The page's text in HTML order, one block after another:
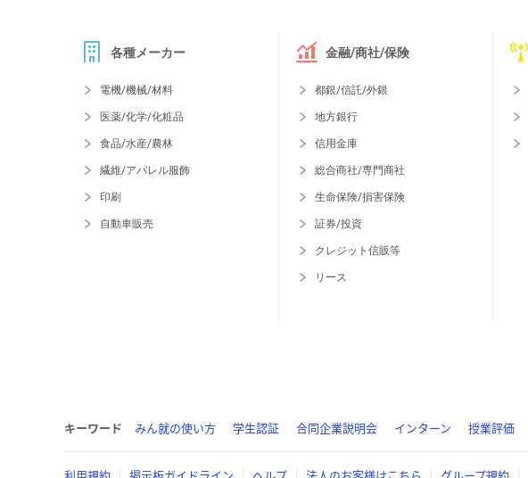
各種メーカー
電機/機械/材料
医薬/化学/化粧品
食品/水産/農林
繊維/アパレル服飾
印刷
自動車販売
金融/商社/保険
都銀/信託/外銀
地方銀行
信用金庫
総合商社/専門商社
生命保険/損害保険
証券/投資
クレジット信販等
リース
キーワード みん就の使い方 学生認証 合同企業説明会 インターン 授業評価